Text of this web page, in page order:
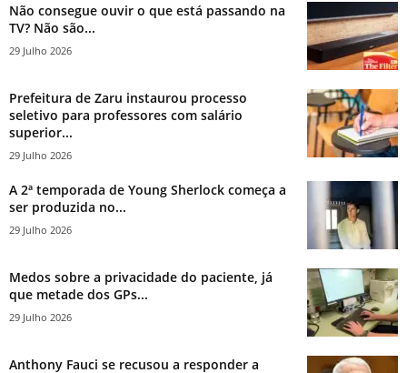
Não consegue ouvir o que está passando na
TV? Não são...
29 Julho 2026
Prefeitura de Zaru instaurou processo
seletivo para professores com salário
superior...
29 Julho 2026
A 2ª temporada de Young Sherlock começa a
ser produzida no...
29 Julho 2026
Medos sobre a privacidade do paciente, já
que metade dos GPs...
29 Julho 2026
Anthony Fauci se recusou a responder a